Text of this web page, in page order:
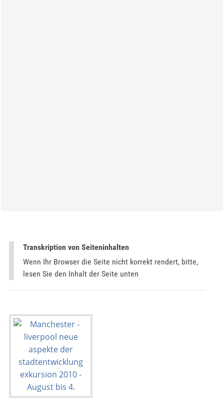
Transkription von Seiteninhalten
Wenn Ihr Browser die Seite nicht korrekt rendert, bitte,
lesen Sie den Inhalt der Seite unten